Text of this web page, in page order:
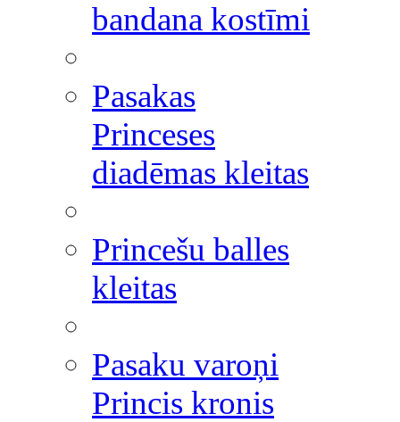
bandana kostīmi
Pasakas
Princeses
diadēmas kleitas
Princešu balles
kleitas
Pasaku varoņi
Princis kronis